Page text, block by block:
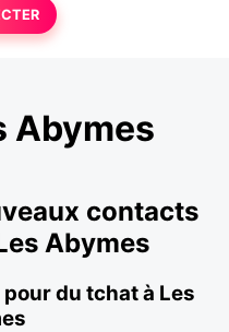
Abymes
contacts
Abymes
du tchat à Les